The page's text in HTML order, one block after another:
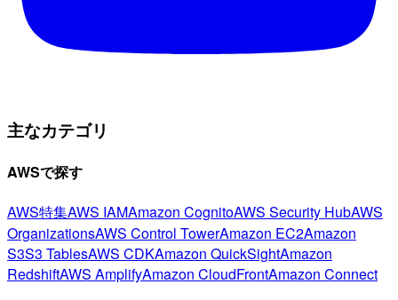
主なカテゴリ
AWSで探す
AWS特集AWS IAMAmazon CognitoAWS Security HubAWS
OrganizationsAWS Control TowerAmazon EC2Amazon
S3S3 TablesAWS CDKAmazon QuickSightAmazon
RedshiftAWS AmplifyAmazon CloudFrontAmazon Connect